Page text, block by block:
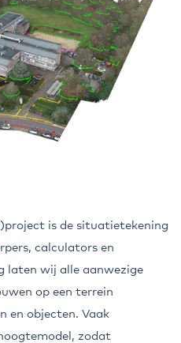
is de situatietekening
calculators en
laten wij alle aanwezige
op een terrein
en objecten. Vaak
zodat